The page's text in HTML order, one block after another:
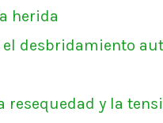
herida
el desbridamiento
resequedad y la